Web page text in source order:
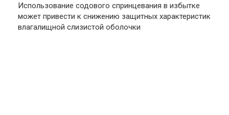
Использование содового спринцевания в избытке
может привести к снижению защитных характеристик
влагалищной слизистой оболочки